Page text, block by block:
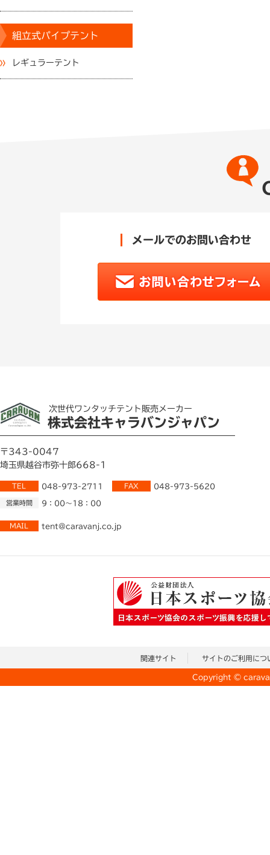
組立式パイプテント
レギュラーテント
メールでのお問い合わせ
次世代ワンタッチテント販売メーカー
株式会社キャラバンジャパン
〒343-0047
埼玉県越谷市弥十郎668-1
TEL 048-973-2711 FAX 048-973-5620
営業時間 9：00～18：00
MAIL tent@caravanj.co.jp
関連サイト サイトのご利用につ
Copyright ©